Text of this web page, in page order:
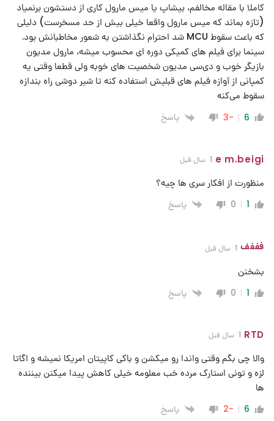
کاملا با مقاله مخالفم، بیشاپ یا میس مارول کاری از دستشون برنمیاد
(تازه بماند که میس مارول واقعا خیلی بیش از حد مسخرست) دلیلی
که باعث سقوط MCU شد احترام نگذاشتن به شعور مخاطبانش بود.
سینما برای فیلم های کمیکی دوره ای محسوب میشه، مارول مدیون
بازیگر خوب و دی‌سی مدیون شخصیت های خوبه ولی قطعا وقتی یه
کمپانی از آوازه فیلم های قبلیش استفاده کنه تا شیر دوشی راه بندازه
سقوط می‌کنه
6
-3 پاسخ
e m.beigi 1 سال قبل
منظورت از افکار سری ها چیه؟
1
0 پاسخ
فففف 1 سال قبل
بشخنن
1
0 پاسخ
RTD 1 سال قبل
والا چی بگم وقتی واندا رو میکشن و باکی کاپیتان امریکا نمیشه و اگاتا
لزه و تونی استارک مرده خب معلومه خیلی کاهش پیدا میکنن بیننده
ها
6
-2 پاسخ